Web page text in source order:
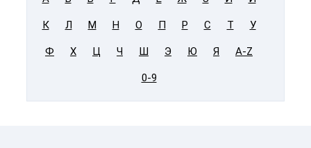
К Л М Н О П Р С Т У
Ф Х Ц Ч Ш Э Ю Я A-Z
0-9